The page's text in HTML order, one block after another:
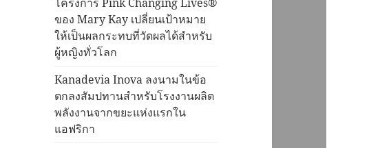
ของ Mary Kay เปลี่ยนเป้าหมาย
ให้เป็นผลกระทบที่วัดผลได้สำหรับ
ผู้หญิงทั่วโลก
Kanadevia Inova ลงนามในข้อ
ตกลงสัมปทานสำหรับโรงงานผลิต
พลังงานจากขยะแห่งแรกใน
แอฟริกา